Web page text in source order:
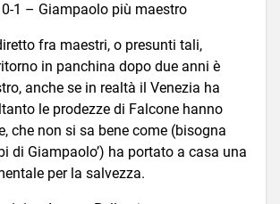
0-1 – Giampaolo più maestro
fra maestri, o presunti tali,
in panchina dopo due anni è
anche se in realtà il Venezia ha
le prodezze di Falcone hanno
che non si sa bene come (bisogna
di Giampaolo’) ha portato a casa una
per la salvezza.